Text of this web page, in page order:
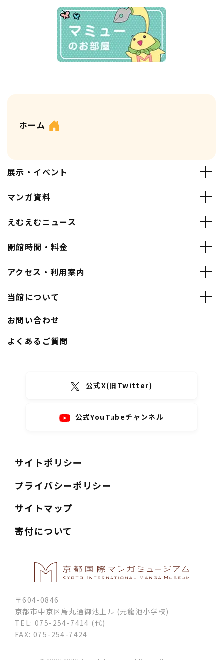
ホーム
展示・イベント
マンガ資料
えむえむニュース
開館時間・料金
アクセス・利用案内
当館について
お問い合わせ
よくあるご質問
公式X(旧Twitter)
公式YouTubeチャンネル
サイトポリシー
プライバシーポリシー
サイトマップ
寄付について
〒604-0846
京都市中京区烏丸通御池上ル (元龍池小学校)
TEL: 075-254-7414 (代)
FAX: 075-254-7424